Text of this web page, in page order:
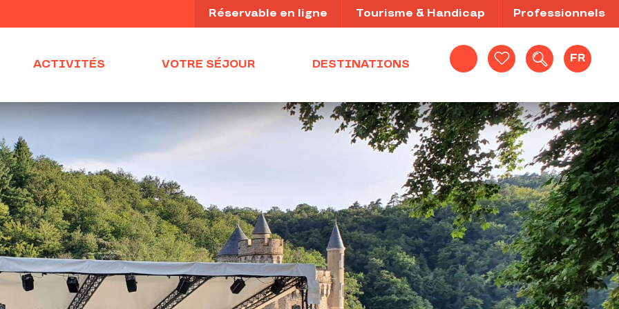
Recherche
FR
Réservable en ligne Tourisme & Handicap Professionnels
ACTIVITÉS VOTRE SÉJOUR DESTINATIONS